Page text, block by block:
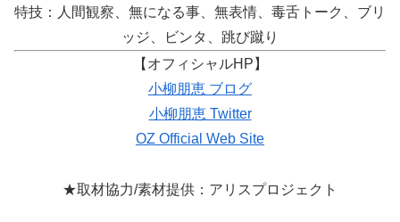
特技：人間観察、無になる事、無表情、毒舌トーク、ブリ
ッジ、ビンタ、跳び蹴り
【オフィシャルHP】
小柳朋恵 ブログ
小柳朋恵 Twitter
OZ Official Web Site
★取材協力/素材提供：アリスプロジェクト